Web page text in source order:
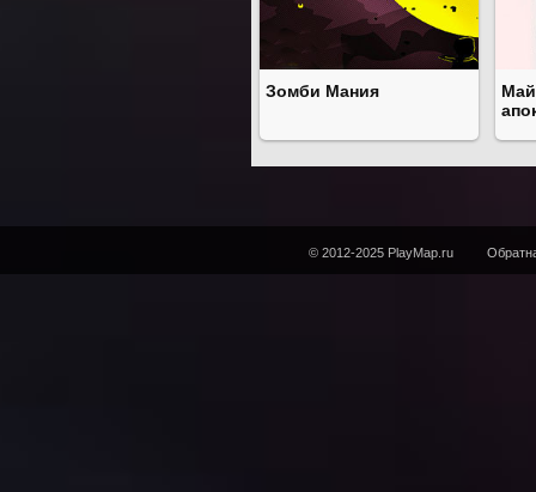
Зомби Мания
© 2012-2025 PlayMap.ru